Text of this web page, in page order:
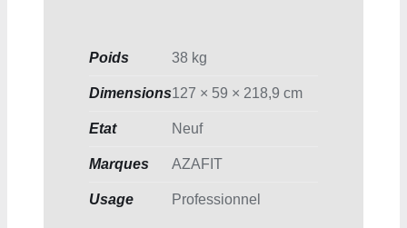
Poids 38 kg
Dimensions127 × 59 × 218,9 cm
Etat Neuf
Marques AZAFIT
Usage Professionnel